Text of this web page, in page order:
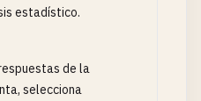
estadístico.
de la
selecciona